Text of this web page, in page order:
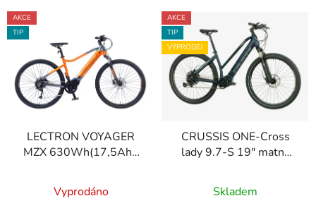
p
r
d
u
V
ý
s
AKCE
TIP
LECTRON VOYAGER
MZX 630Wh(17,5Ah),
černá
Vyprodáno
AKCE
TIP
VÝPRODEJ
CRUSSIS ONE-Cross
lady 9.7-S 19" matná
Skladem